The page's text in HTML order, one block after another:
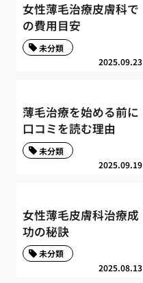
女性薄毛治療皮膚科で
の費用目安
2025.09.23
未分類
薄毛治療を始める前に
口コミを読む理由
2025.09.19
未分類
女性薄毛皮膚科治療成
功の秘訣
2025.08.13
未分類